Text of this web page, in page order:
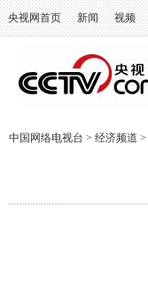
央视网首页 新闻 视频
中国网络电视台 > 经济频道 >